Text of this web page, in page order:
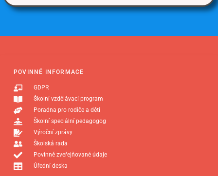
POVINNÉ INFORMACE
GDPR
Školní vzdělávací program
Poradna pro rodiče a děti
Školní speciální pedagogog
Výroční zprávy
Školská rada
Povinně zveřejňované údaje
Úřední deska